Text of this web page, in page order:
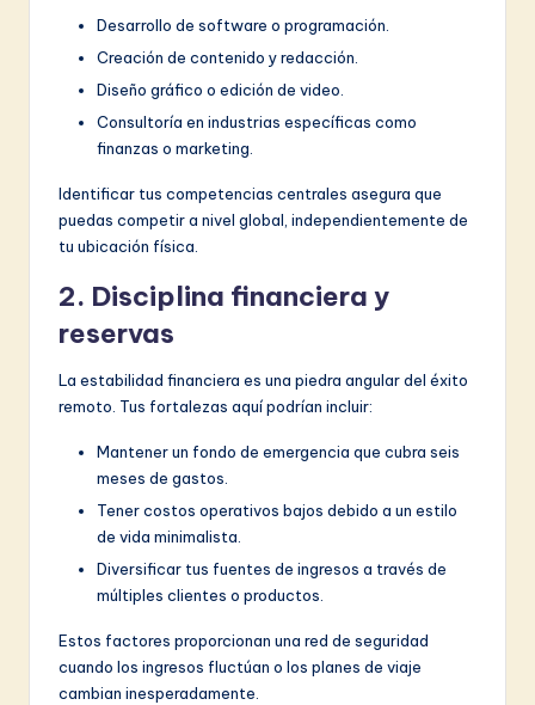
Desarrollo de software o programación.
Creación de contenido y redacción.
Diseño gráfico o edición de video.
Consultoría en industrias específicas como
finanzas o marketing.
Identificar tus competencias centrales asegura que
puedas competir a nivel global, independientemente de
tu ubicación física.
2. Disciplina financiera y
reservas
La estabilidad financiera es una piedra angular del éxito
remoto. Tus fortalezas aquí podrían incluir:
Mantener un fondo de emergencia que cubra seis
meses de gastos.
Tener costos operativos bajos debido a un estilo
de vida minimalista.
Diversificar tus fuentes de ingresos a través de
múltiples clientes o productos.
Estos factores proporcionan una red de seguridad
cuando los ingresos fluctúan o los planes de viaje
cambian inesperadamente.